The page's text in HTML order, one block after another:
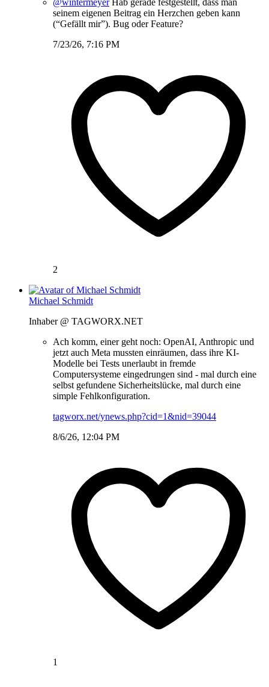
seinem eigenen Beitrag ein Herzchen geben kann
(“Gefällt mir”). Bug oder Feature?
7/23/26, 7:16 PM
2
Michael Schmidt
Inhaber @ TAGWORX.NET
Ach komm, einer geht noch: OpenAI, Anthropic und
jetzt auch Meta mussten einräumen, dass ihre KI-
Modelle bei Tests unerlaubt in fremde
Computersysteme eingedrungen sind - mal durch eine
selbst gefundene Sicherheitslücke, mal durch eine
simple Fehlkonfiguration.
tagworx.net/ynews.php?cid=1&nid=39044
8/6/26, 12:04 PM
1